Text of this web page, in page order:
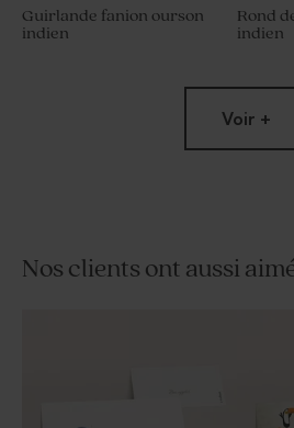
Guirlande fanion ourson
indien
Rond
indien
Voir +
Nos clients ont aussi